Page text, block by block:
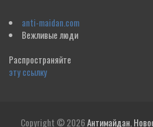
anti-maidan.com
Вежливые люди
Распространяйте
эту ссылку
Copyright © 2026Антимайдан.